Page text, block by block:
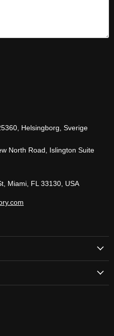
Helsingborg, Sverige
North Road, Islington Suite
Miami, FL 33130, USA